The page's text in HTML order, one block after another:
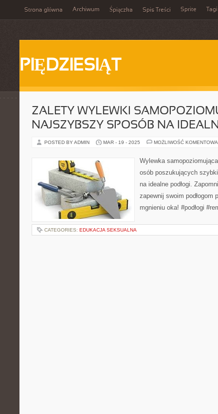
Strona główna Archiwum Śpiączka Spis Treści Sprite Tagi
PIĘDZIESIĄT
ZALETY WYLEWKI
NAJSZYBSZY SPOSÓB NA
POSTED BY ADMIN MAR - 19 - 2025 MOŻLIWOŚĆ
Wylewka
osób poszukujących
na idealne podłogi.
zapewnij swoim podłogom
mgnieniu oka! #podłogi
CATEGORIES: EDUKACJA SEKSUALNA